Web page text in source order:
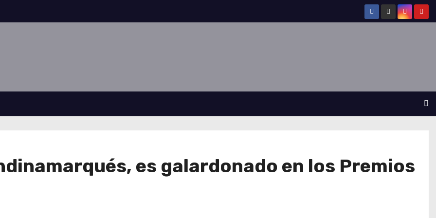
es galardonado en los Premios